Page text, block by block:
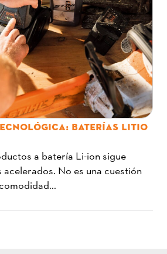
BATERÍAS LITIO
a batería Li-ion sigue
No es una cuestión